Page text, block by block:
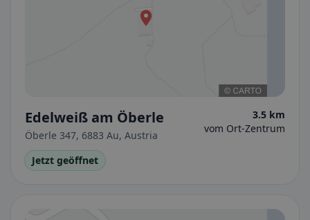
Edelweiß am Öberle
Öberle 347, 6883 Au, Austria
3.5 km
vom Ort-Zentrum
Jetzt geöffnet